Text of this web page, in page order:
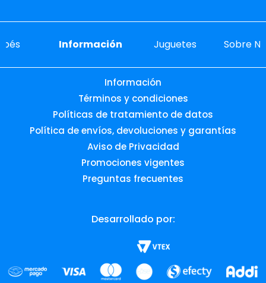
Información Juguetes Sobre
Información
Términos y condiciones
Políticas de tratamiento de datos
Política de envíos, devoluciones y garantías
Aviso de Privacidad
Promociones vigentes
Preguntas frecuentes
Desarrollado por: